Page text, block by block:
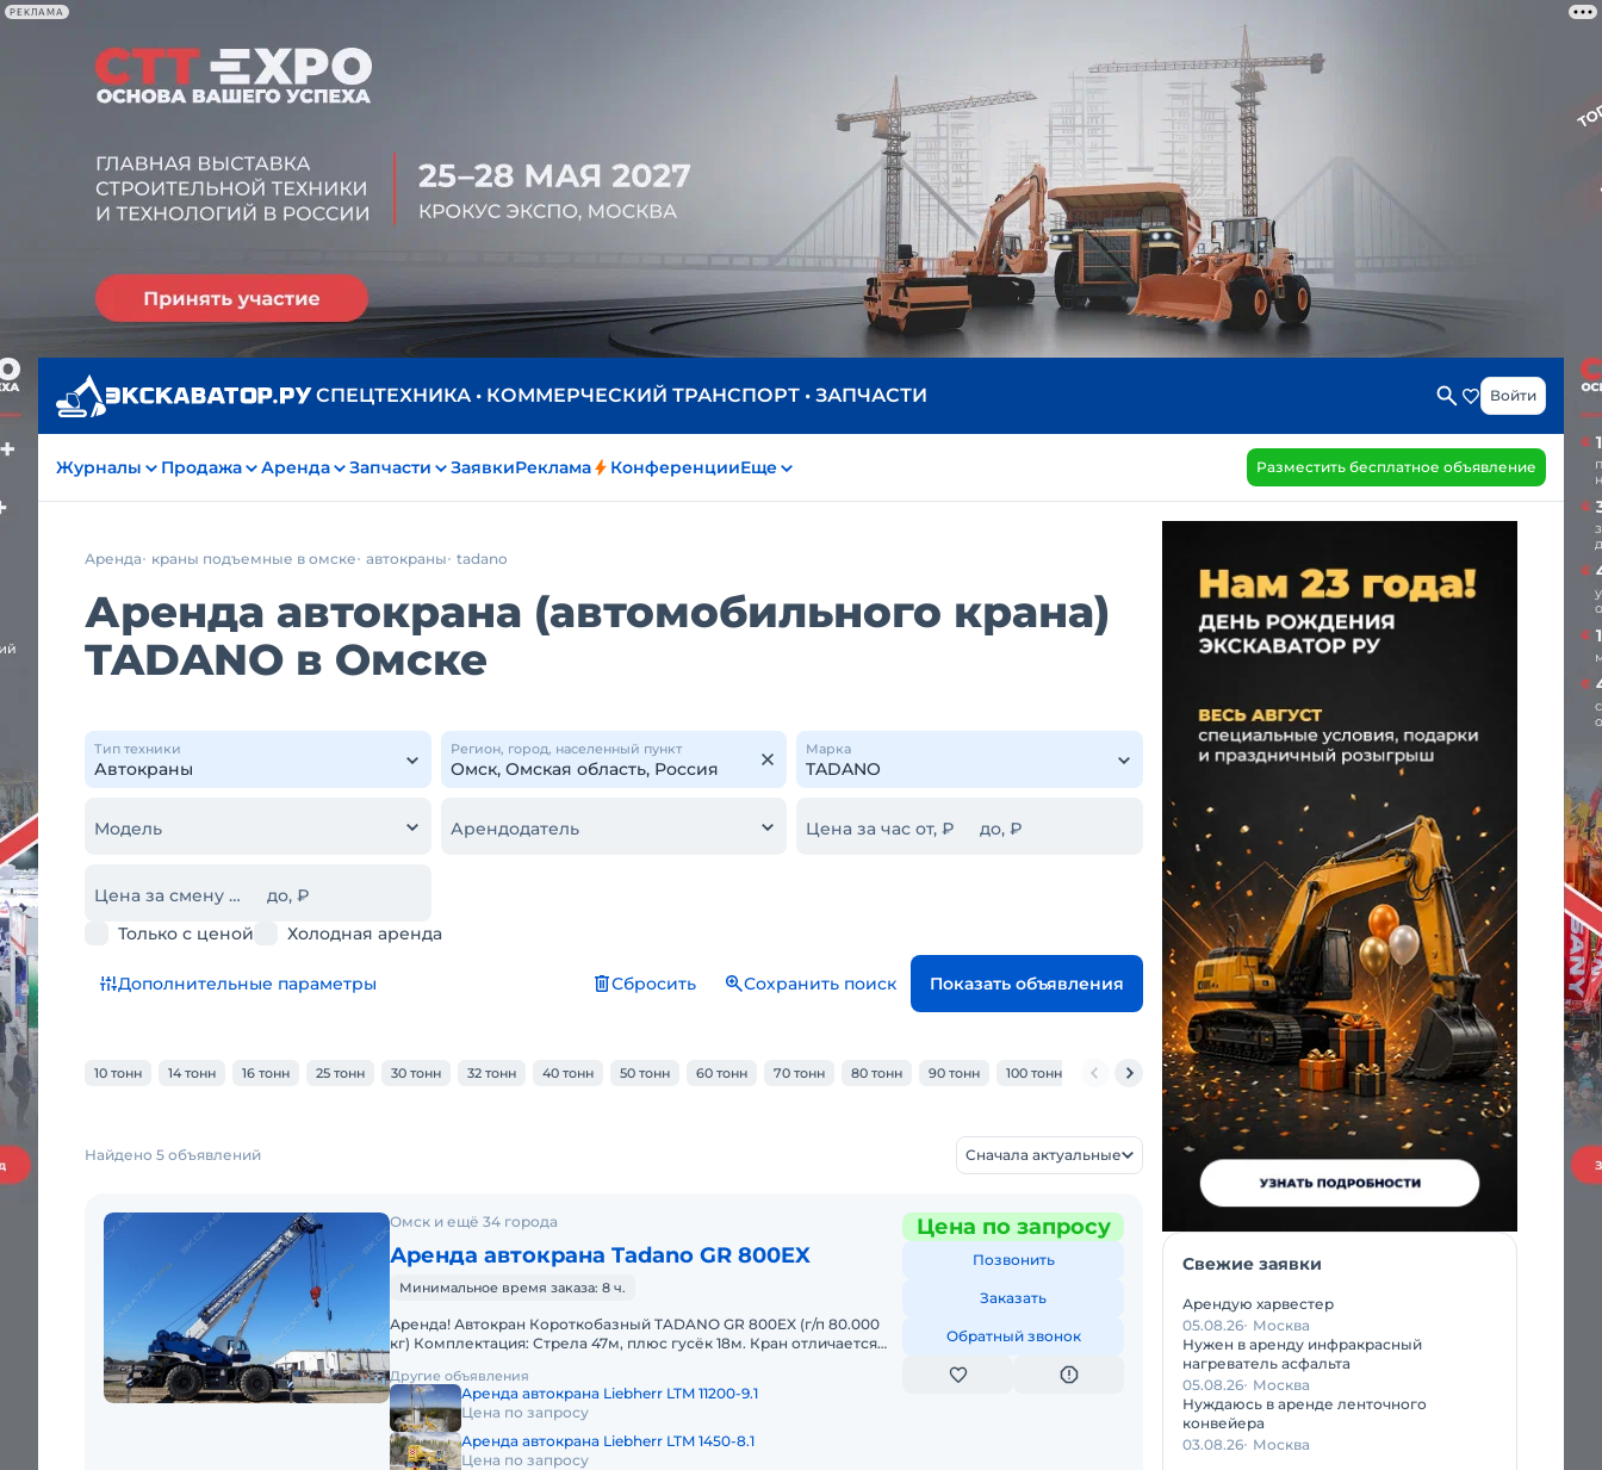
РЕКЛАМА
СПЕЦТЕХНИКА • КОММЕРЧЕСКИЙ ТРАНСПОРТ • ЗАПЧАСТИ Войти
Журналы Продажа Аренда Запчасти ЗаявкиРеклама КонференцииЕще Разместить бесплатное объявление
Аренда краны подъемные в омске автокраны tadano
Аренда автокрана (автомобильного крана)
TADANO в Омске
Тип техники Регион, город, населенный пункт Марка
Модель Арендодатель Цена за час от, ₽ до, ₽
Цена за смену от, ₽
до, ₽
Только с ценой
Холодная аренда
Дополнительные параметры Сбросить Сохранить поиск Показать объявления
10 тонн 14 тонн 16 тонн 25 тонн 30 тонн 32 тонн 40 тонн 50 тонн 60 тонн 70 тонн 80 тонн 90 тонн 100 тонн 150 тонн 160 тонн 200 тонн 250 тонн 300 тонн 350 тонн
Найдено 5 объявлений Сначала актуальные
Омск и ещё 34 города
Аренда автокрана Tadano GR 800EX
Минимальное время заказа: 8 ч.
Аренда! Автокран Короткобазный TADANO GR 800EX (г/п 80.000
кг) Комплектация: Стрела 47м, плюс гусёк 18м. Кран отличается
Другие объявления
Аренда автокрана Liebherr LTM 11200-9.1
Цена по запросу
Аренда автокрана Liebherr LTM 1450-8.1
Цена по запросу
Цена по запросу
Позвонить
Заказать
Обратный звонок
Свежие заявки
Арендую харвестер
05.08.26 Москва
Нужен в аренду инфракрасный
нагреватель асфальта
05.08.26 Москва
Нуждаюсь в аренде ленточного
конвейера
03.08.26 Москва